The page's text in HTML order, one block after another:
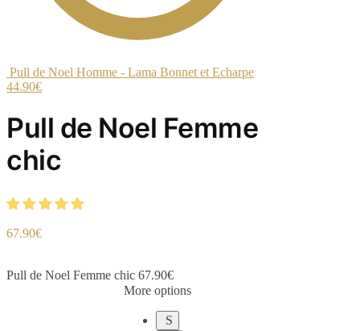
Pull de Noel Homme - Lama Bonnet et Echarpe
44.90€
Pull de Noel Femme
chic
67.90€
Pull de Noel Femme chic 67.90€
More options
S